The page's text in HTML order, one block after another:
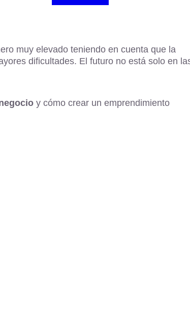
muy elevado teniendo en cuenta que la
dificultades. El futuro no está solo en
y cómo crear un emprendimiento